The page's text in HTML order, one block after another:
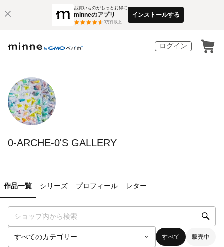
お買いものがもっとお得に
minneのアプリ
3万件以上
インストールする
ログイン
0-ARCHE-0'S GALLERY
作品一覧 シリーズ プロフィール レター
すべて 販売中